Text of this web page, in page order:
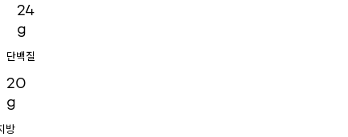
24
g
단백질
20
g
방